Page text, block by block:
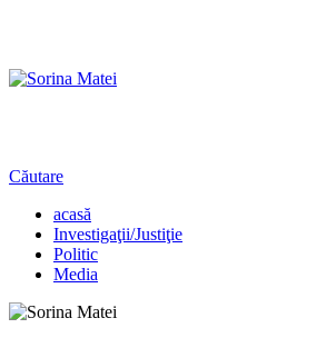
Căutare
acasă
Investigaţii/Justiţie
Politic
Media